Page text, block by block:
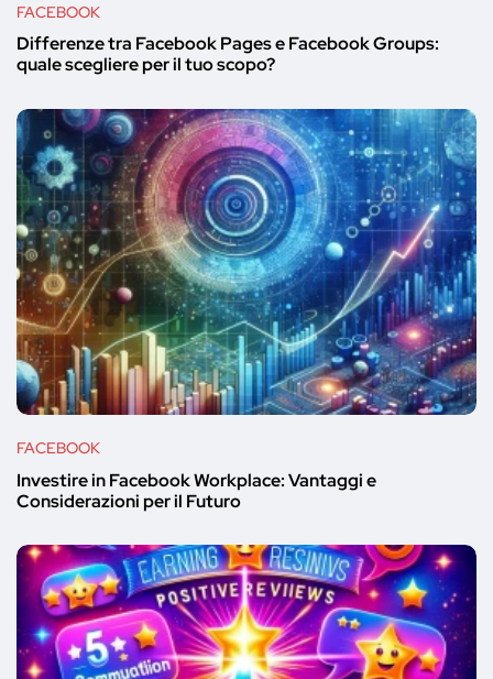
FACEBOOK
Differenze tra Facebook Pages e Facebook Groups:
quale scegliere per il tuo scopo?
FACEBOOK
Investire in Facebook Workplace: Vantaggi e
Considerazioni per il Futuro